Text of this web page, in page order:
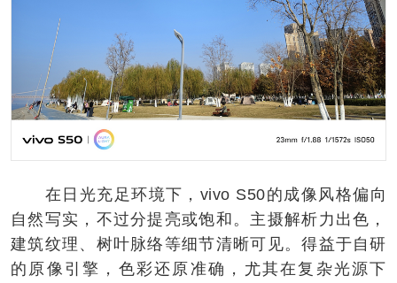
在日光充足环境下，vivo S50的成像风格偏向
自然写实，不过分提亮或饱和。主摄解析力出色，
建筑纹理、树叶脉络等细节清晰可见。得益于自研
的原像引擎，色彩还原准确，尤其在复杂光源下